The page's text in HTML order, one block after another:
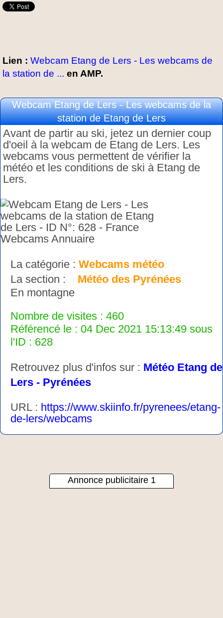
Lien : Webcam Etang de Lers - Les webcams de
la station de ... en AMP.
Webcam Etang de Lers - Les webcams de la
station de Etang de Lers
Avant de partir au ski, jetez un dernier coup
d'oeil à la webcam de Etang de Lers. Les
webcams vous permettent de vérifier la
météo et les conditions de ski à Etang de
Lers.
La catégorie : Webcams météo
La section : Météo des Pyrénées
En montagne
Nombre de visites : 460
Référencé le : 04 Dec 2021 15:13:49 sous
l'ID : 628
Retrouvez plus d'infos sur : Météo Etang de
Lers - Pyrénées
URL : https://www.skiinfo.fr/pyrenees/etang-
de-lers/webcams
Annonce publicitaire 1